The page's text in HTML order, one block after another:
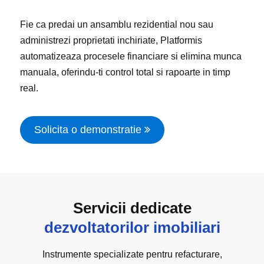
Fie ca predai un ansamblu rezidential nou sau
administrezi proprietati inchiriate, Platformis
automatizeaza procesele financiare si elimina munca
manuala, oferindu-ti control total si rapoarte in timp
real.
Solicita o demonstratie
Servicii dedicate
dezvoltatorilor imobiliari
Instrumente specializate pentru refacturare,